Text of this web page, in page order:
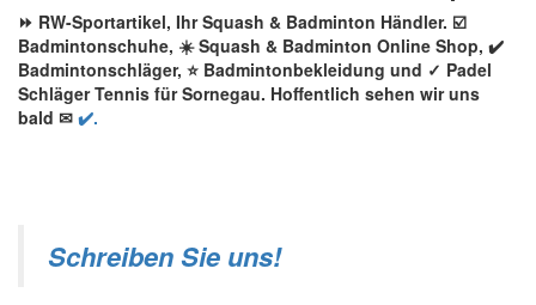
⏩ RW-Sportartikel, Ihr Squash & Badminton Händler. ☑️
Badmintonschuhe, ☀️ Squash & Badminton Online Shop, ✔️
Badmintonschläger, ⭐ Badmintonbekleidung und ✓ Padel
Schläger Tennis für Sornegau. Hoffentlich sehen wir uns
bald ✉ ✔️.
Schreiben Sie uns!